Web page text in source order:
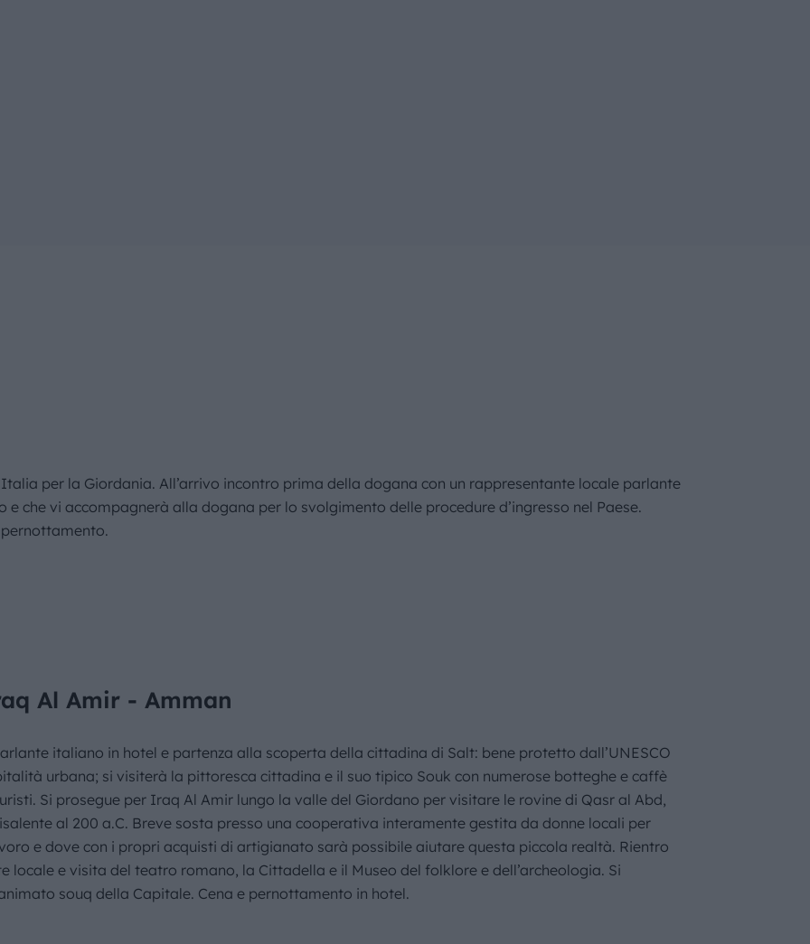
per la Giordania. All’arrivo incontro prima della dogana con un rappresentante locale parlante
e che vi accompagnerà alla dogana per lo svolgimento delle procedure d’ingresso nel Paese.
Al Amir - Amman
italiano in hotel e partenza alla scoperta della cittadina di Salt: bene protetto dall’UNESCO
urbana; si visiterà la pittoresca cittadina e il suo tipico Souk con numerose botteghe e caffè
Si prosegue per Iraq Al Amir lungo la valle del Giordano per visitare le rovine di Qasr al Abd,
al 200 a.C. Breve sosta presso una cooperativa interamente gestita da donne locali per
e dove con i propri acquisti di artigianato sarà possibile aiutare questa piccola realtà. Rientro
locale e visita del teatro romano, la Cittadella e il Museo del folklore e dell’archeologia. Si
souq della Capitale. Cena e pernottamento in hotel.